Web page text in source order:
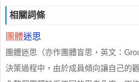
相關詞條
團體迷思
團體迷思（亦作團體盲思，英文：
決策過程中，由於成員傾向讓自己的